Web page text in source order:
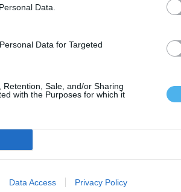
Data.
Data for Targeted
Sale, and/or Sharing
with the Purposes for which it
Data Access Privacy Policy
SOCORRO